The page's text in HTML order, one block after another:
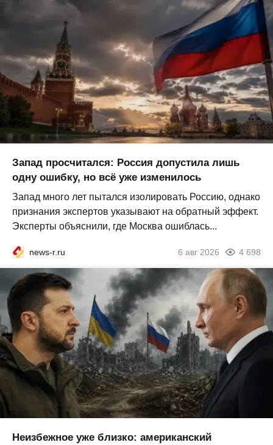
Запад просчитался: Россия допустила лишь
одну ошибку, но всё уже изменилось
Запад много лет пытался изолировать Россию, однако
признания экспертов указывают на обратный эффект.
Эксперты объяснили, где Москва ошиблась...
news-r.ru 6 авг 2026 4 698
Неизбежное уже близко: американский